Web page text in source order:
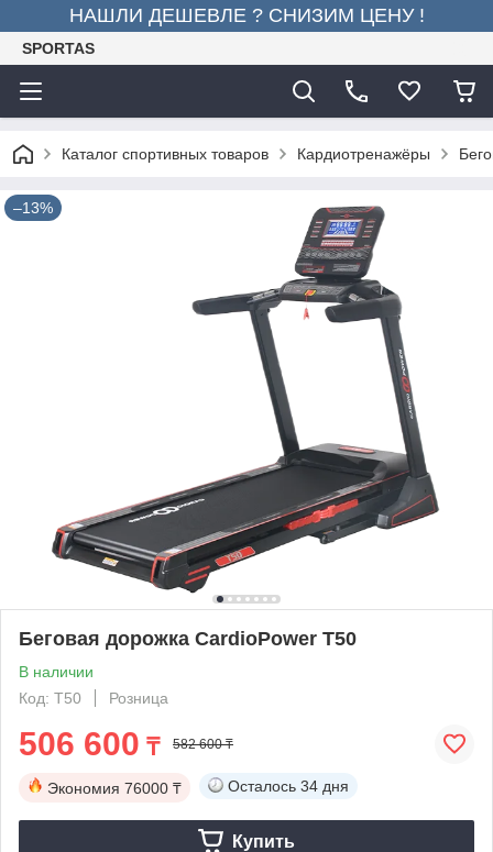
НАШЛИ ДЕШЕВЛЕ ? СНИЗИМ ЦЕНУ !
SPORTAS
Каталог спортивных товаров Кардиотренажёры
–13%
Беговая дорожка CardioPower T50
В наличии
Код: T50
Розница
506 600 ₸ 582 600 ₸
Экономия 76000 ₸ Осталось 34 дня
Купить